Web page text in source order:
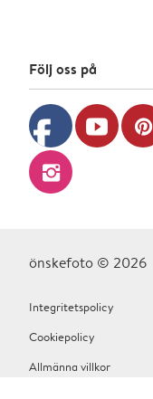
Följ oss på
facebook youtube pinterest
instagram
önskefoto © 2026
Integritetspolicy
Cookiepolicy
Allmänna villkor